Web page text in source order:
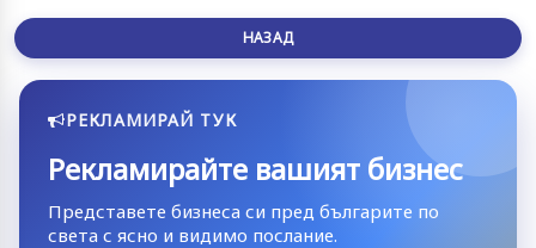
НАЗАД
РЕКЛАМИРАЙ ТУК
Рекламирайте вашият бизнес
Представете бизнеса си пред българите по
света с ясно и видимо послание.